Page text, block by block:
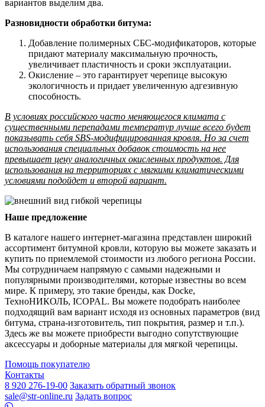
вариантов выделим два.
Разновидности обработки битума:
Добавление полимерных СБС-модификаторов, которые
придают материалу максимальную прочность,
увеличивает пластичность и сроки эксплуатации.
Окисление – это гарантирует черепице высокую
экологичность и придает увеличенную адгезивную
способность.
В условиях российского часто меняющегося климата с
существенными перепадами температур лучше всего будет
показывать себя SBS-модифицированная кровля. Но за счет
использования специальных добавок стоимость на нее
превышает цену аналогичных окисленных продуктов. Для
использования на территориях с мягкими климатическими
условиями подойдет и второй вариант.
Наше предложение
В каталоге нашего интернет-магазина представлен широкий
ассортимент битумной кровли, которую вы можете заказать и
купить по приемлемой стоимости из любого региона России.
Мы сотрудничаем напрямую с самыми надежными и
популярными производителями, которые известны во всем
мире. К примеру, это такие бренды, как Docke,
ТехноНИКОЛЬ, ICOPAL. Вы можете подобрать наиболее
подходящий вам вариант исходя из основных параметров (вид
битума, страна-изготовитель, тип покрытия, размер и т.п.).
Здесь же вы можете приобрести выгодно сопутствующие
аксессуары и доборные материалы для мягкой черепицы.
Помощь покупателю
Контакты
8 920 276-19-00 Заказать обратный звонок
sale@str-online.ru Задать вопрос